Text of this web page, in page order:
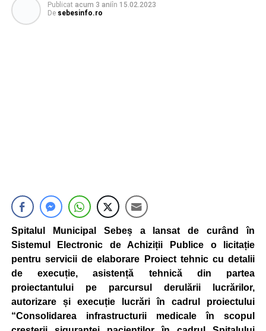
Publicat acum 3 aniîn 15.02.2023
De sebesinfo.ro
Spitalul Municipal Sebeș a lansat de curând în
Sistemul Electronic de Achiziții Publice o licitație
pentru servicii de elaborare Proiect tehnic cu detalii
de execuție, asistență tehnică din partea
proiectantului pe parcursul derulării lucrărilor,
autorizare și execuție lucrări în cadrul proiectului
“Consolidarea infrastructurii medicale în scopul